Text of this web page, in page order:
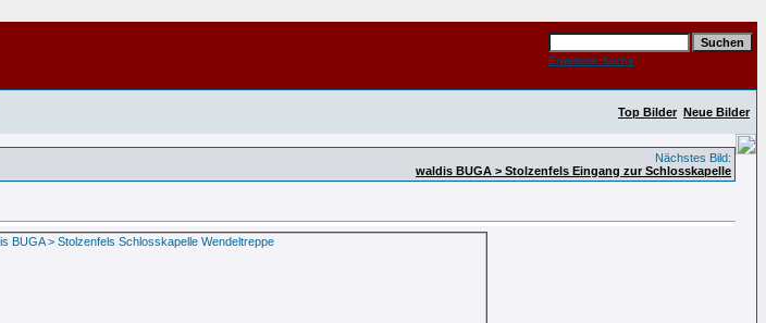
Erweiterte Suche
Top Bilder Neue Bilder
Nächstes Bild:
waldis BUGA > Stolzenfels Eingang zur Schlosskapelle